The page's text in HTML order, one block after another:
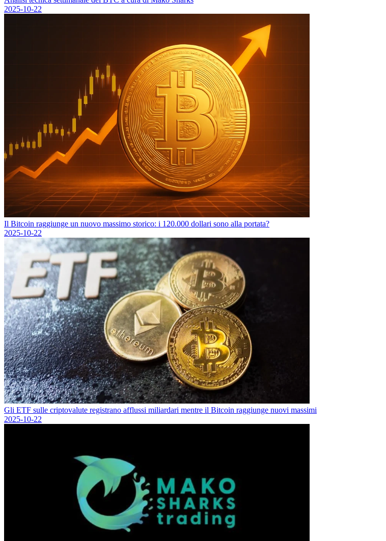
2025-10-22
Il Bitcoin raggiunge un nuovo massimo storico: i 120.000 dollari sono alla portata?
2025-10-22
Gli ETF sulle criptovalute registrano afflussi miliardari mentre il Bitcoin raggiunge nuovi massimi
2025-10-22